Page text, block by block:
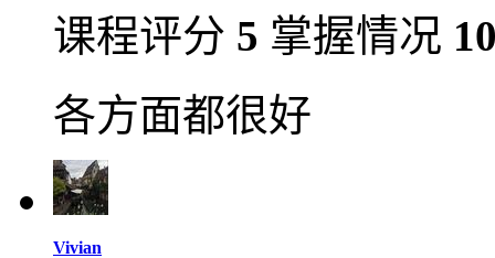
课程评分 5 掌握情况
各方面都很好
Vivian